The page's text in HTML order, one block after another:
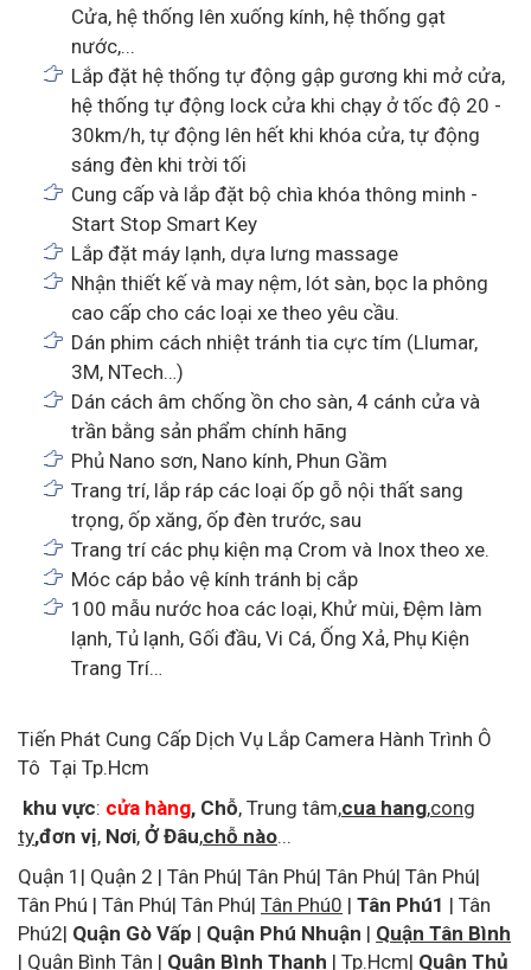
Cửa, hệ thống lên xuống kính, hệ thống gạt
nước,...
Lắp đặt hệ thống tự động gập gương khi mở cửa,
hệ thống tự động lock cửa khi chạy ở tốc độ 20 -
30km/h, tự động lên hết khi khóa cửa, tự động
sáng đèn khi trời tối
Cung cấp và lắp đặt bộ chìa khóa thông minh -
Start Stop Smart Key
Lắp đặt máy lạnh, dựa lưng massage
Nhận thiết kế và may nệm, lót sàn, bọc la phông
cao cấp cho các loại xe theo yêu cầu.
Dán phim cách nhiệt tránh tia cực tím (Llumar,
3M, NTech…)
Dán cách âm chống ồn cho sàn, 4 cánh cửa và
trần bằng sản phẩm chính hãng
Phủ Nano sơn, Nano kính, Phun Gầm
Trang trí, lắp ráp các loại ốp gỗ nội thất sang
trọng, ốp xăng, ốp đèn trước, sau
Trang trí các phụ kiện mạ Crom và Inox theo xe.
Móc cáp bảo vệ kính tránh bị cắp
100 mẫu nước hoa các loại, Khử mùi, Đệm làm
lạnh, Tủ lạnh, Gối đầu, Vi Cá, Ống Xả, Phụ Kiện
Trang Trí…
Tiến Phát Cung Cấp Dịch Vụ Lắp Camera Hành Trình Ô
Tô Tại Tp.Hcm
khu vực: cửa hàng, Chỗ, Trung tâm,cua hang,cong
ty,đơn vị, Nơi, Ở Đâu,chỗ nào...
Quận 1| Quận 2 | Tân Phú| Tân Phú| Tân Phú| Tân Phú|
Tân Phú | Tân Phú| Tân Phú| Tân Phú0 | Tân Phú1 | Tân
Phú2| Quận Gò Vấp | Quận Phú Nhuận | Quận Tân Bình
| Quận Bình Tân | Quận Bình Thạnh | Tp.Hcm| Quận Thủ